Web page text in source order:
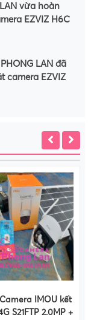
vừa hoàn
EZVIZ H6C
LAN đã
camera EZVIZ
IMOU kết
S21FTP 2.0MP +